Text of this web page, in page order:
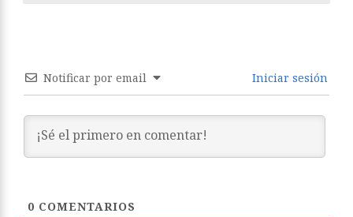
Notificar por email Iniciar sesión
0 COMENTARIOS